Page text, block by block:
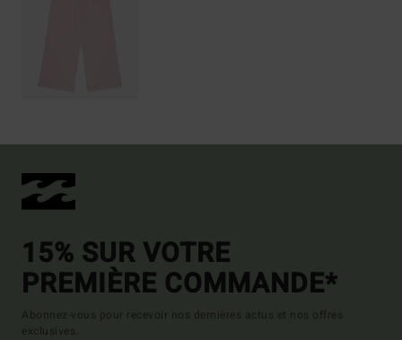
15% SUR VOTRE
PREMIÈRE COMMANDE*
Abonnez-vous pour recevoir nos dernières actus et nos offres
exclusives.